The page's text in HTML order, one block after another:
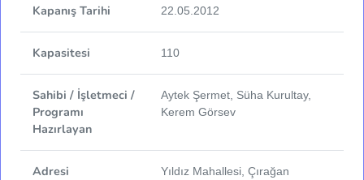
Kapanış Tarihi 22.05.2012
Kapasitesi 110
Sahibi / İşletmeci /
Programı
Hazırlayan
Aytek Şermet, Süha Kurultay,
Kerem Görsev
Adresi
Yıldız Mahallesi, Çırağan